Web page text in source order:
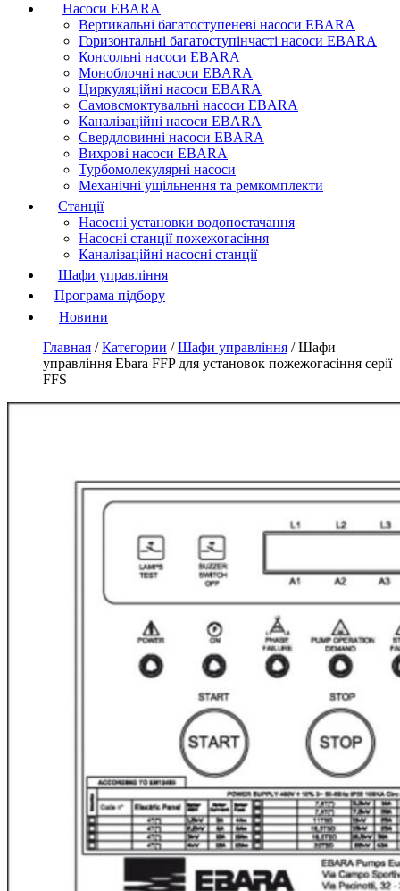
Насоси EBARA
Вертикальні багатоступеневі насоси EBARA
Горизонтальні багатоступінчасті насоси EBARA
Консольні насоси EBARA
Моноблочні насоси EBARA
Циркуляційні насоси EBARA
Самовсмоктувальні насоси EBARA
Каналізаційні насоси EBARA
Свердловинні насоси EBARA
Вихрові насоси EBARA
Турбомолекулярні насоси
Механічні ущільнення та ремкомплекти
Станції
Насосні установки водопостачання
Насосні станції пожежогасіння
Каналізаційні насосні станції
Шафи управління
Програма підбору
Новини
Главная /Категории /Шафи управління /Шафи
управління Ebara FFP для установок пожежогасіння серії
FFS